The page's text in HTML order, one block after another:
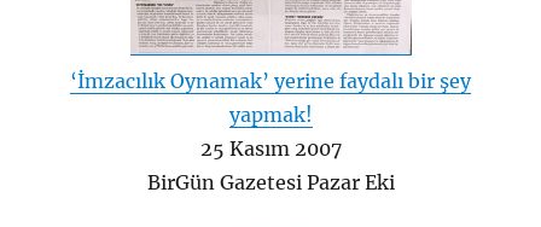
‘İmzacılık Oynamak’ yerine faydalı bir şey
yapmak!
25 Kasım 2007
BirGün Gazetesi Pazar Eki